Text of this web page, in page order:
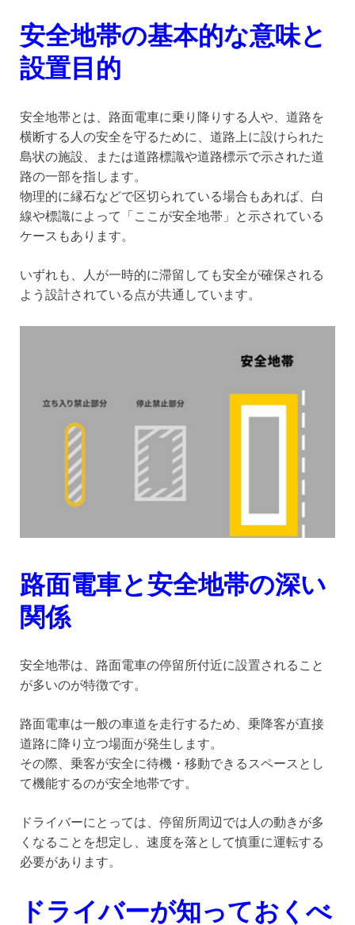
安全地帯の基本的な意味と
設置目的
安全地帯とは、路面電車に乗り降りする人や、道路を
横断する人の安全を守るために、道路上に設けられた
島状の施設、または道路標識や道路標示で示された道
路の一部を指します。
物理的に縁石などで区切られている場合もあれば、白
線や標識によって「ここが安全地帯」と示されている
ケースもあります。
いずれも、人が一時的に滞留しても安全が確保される
よう設計されている点が共通しています。
路面電車と安全地帯の深い
関係
安全地帯は、路面電車の停留所付近に設置されること
が多いのが特徴です。
路面電車は一般の車道を走行するため、乗降客が直接
道路に降り立つ場面が発生します。
その際、乗客が安全に待機・移動できるスペースとし
て機能するのが安全地帯です。
ドライバーにとっては、停留所周辺では人の動きが多
くなることを想定し、速度を落として慎重に運転する
必要があります。
ドライバーが知っておくべ